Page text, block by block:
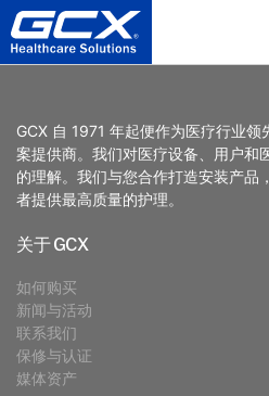
GCX 自 1971 年起便作为医疗行业
案提供商。我们对医疗设备、用户和
的理解。我们与您合作打造安装产品
者提供最高质量的护理。
关于 GCX
如何购买
新闻与活动
联系我们
保修与认证
媒体资产